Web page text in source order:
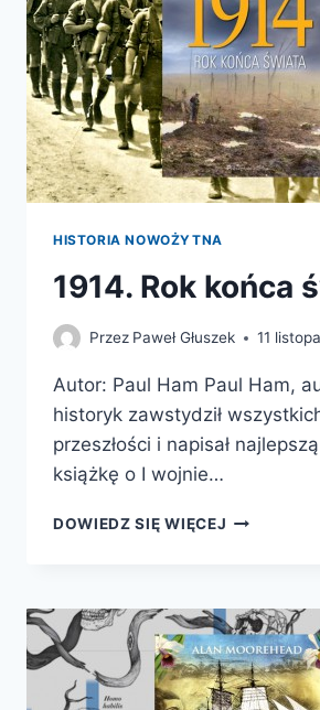
HISTORIA NOWOŻYTNA
1914. Rok końca
Przez Paweł Głuszek 11
Autor: Paul Ham Paul Ham,
historyk zawstydził
przeszłości i napisał
książkę o I wojnie…
DOWIEDZ SIĘ WIĘCEJ 1914.